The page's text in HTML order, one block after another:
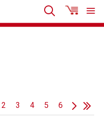
2 3 4 5 6